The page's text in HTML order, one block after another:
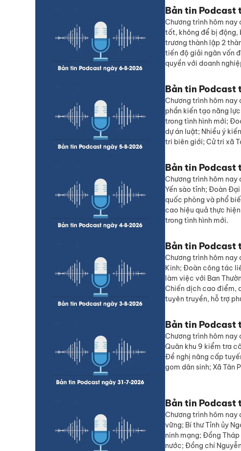
Bản tin
Chương trình hôm
tốt, không để bị động,
trương thành lập 2
tiến độ giải ngân vốn
quyền với doanh
Bản tin
Chương trình hôm
phần kiến tạo năng
trong tình hình mới;
dự án luật; Nhiều ý
tri biên giới; Cử tri xã
Bản tin
Chương trình hôm nay
Yến sào tỉnh; Đoàn
quốc phòng và phổ
cao hiệu quả thực
trong tình hình mới.
Bản tin
Chương trình hôm nay
Kinh; Đoàn công tác
làm việc với Ban
Chiến dịch cao điểm,
tuyên truyền, hỗ trợ
Bản tin Podcast
Chương trình hôm
Quân khu 9 kiểm tra
Đề nghị nâng cấp
gom dân sinh; Xã Tân
Bản tin
Chương trình hôm nay
vững; Bí thư Tỉnh ủy
ninh mạng; Đồng
nước; Đồng chí